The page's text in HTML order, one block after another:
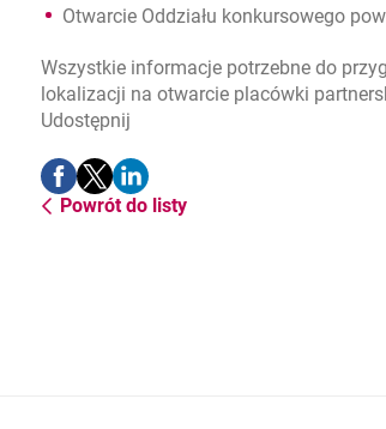
Otwarcie Oddziału konkursowego
Wszystkie informacje potrzebne do
lokalizacji na otwarcie placówki
Udostępnij
Udostępnij-
otwiera się w nowej karcie
Udostępnij
otwiera się w nowej karcie
Udostępnij
otwiera się w nowej karcie
Powrót do listy